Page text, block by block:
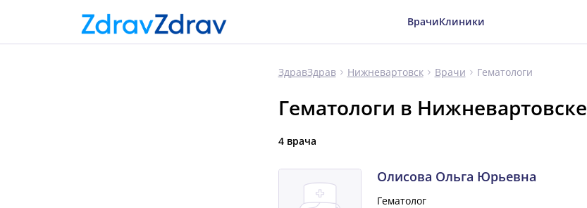
ВрачиКлиники
ЗдравЗдрав Нижневартовск Врачи Гематологи
Гематологи в Нижневартовске
4 врача
Олисова Ольга Юрьевна
Гематолог